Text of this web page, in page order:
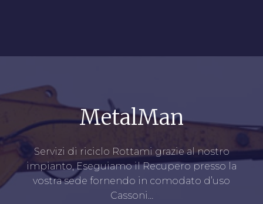
MetalMan
Servizi di riciclo Rottami grazie al nostro
impianto, Eseguiamo il Recupero presso la
vostra sede fornendo in comodato d’uso
Cassoni…